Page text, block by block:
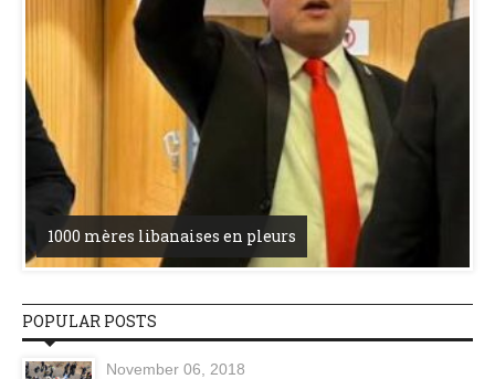
1000 mères libanaises en pleurs
POPULAR POSTS
November 06, 2018